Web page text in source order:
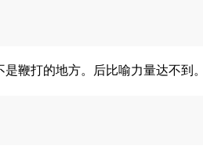
鞭打的地方。后比喻力量达不到。